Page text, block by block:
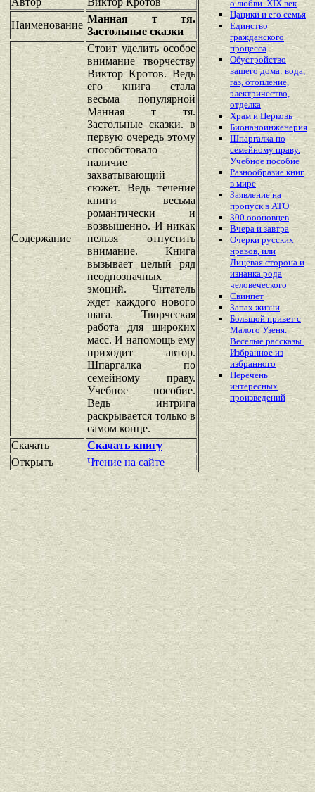
Наименование
Манная т тя.
Застольные сказки
Содержание
Стоит уделить особое
внимание творчеству
Виктор Кротов. Ведь
его книга стала
весьма популярной
Манная т тя.
Застольные сказки. в
первую очередь этому
способстовало
наличие
захватывающий
сюжет. Ведь течение
книги весьма
романтически и
возвышенно. И никак
нельзя отпустить
внимание. Книга
вызывает целый ряд
неоднозначных
эмоций. Читатель
ждет каждого нового
шага. Творческая
работа для широких
масс. И напомощь ему
приходит автор.
Шпаргалка по
семейному праву.
Учебное пособие.
Ведь интрига
раскрывается только в
самом конце.
Скачать
Скачать книгу
Открыть
Чтение на сайте
о любви. XIX век
Цацики и его семья
Единство
гражданского
процесса
Обустройство
вашего дома: вода,
газ, отопление,
электричество,
отделка
Храм и Церковь
Бионаноинженерия
Шпаргалка по
семейному праву.
Учебное пособие
Разнообразие книг
в мире
Заявление на
пропуск в АТО
300 оооновцев
Вчера и завтра
Очерки русских
нравов, или
Лицевая сторона и
изнанка рода
человеческого
Свинпет
Запах жизни
Большой привет с
Малого Узеня.
Веселые рассказы.
Избранное из
избранного
Перечень
интересных
произведений